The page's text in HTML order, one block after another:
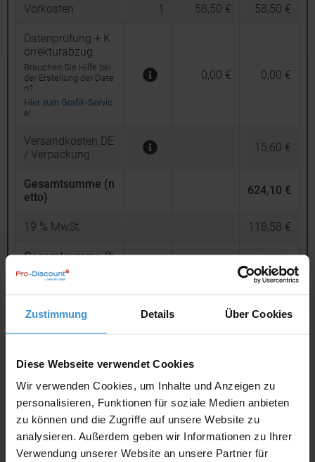
Zustimmung Details Über Cookies
Diese Webseite verwendet Cookies
Wir verwenden Cookies, um Inhalte und Anzeigen zu
personalisieren, Funktionen für soziale Medien anbieten
zu können und die Zugriffe auf unsere Website zu
analysieren. Außerdem geben wir Informationen zu Ihrer
Verwendung unserer Website an unsere Partner für
Vorkosten 1 58,50 € 58,50 €
Datenprüfung + K
orrekturabzug
Brauchen Sie Hilfe bei
der Erstellung der Date
n?
Hier zum Grafik-Servic
e!
0,00 € 0,00 €
Versandkosten DE
/ Verpackung
15,60 €
Gesamtsumme (n
etto)
624,10 €
19 % MwSt. 118,58 €
Gesamtsumme (b
rutto)
inklusive 19 % MwSt.
742,68 €
netto Privatkunden brutto
Angebot drucken
Individuelle Anfrage